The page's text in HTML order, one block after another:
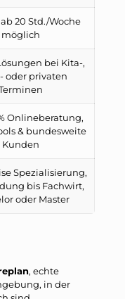
20 Std./Woche
möglich
bei Kita-,
oder privaten
Onlineberatung,
& bundesweite
Kunden
Spezialisierung,
bis Fachwirt,
oder Master
, echte
in der